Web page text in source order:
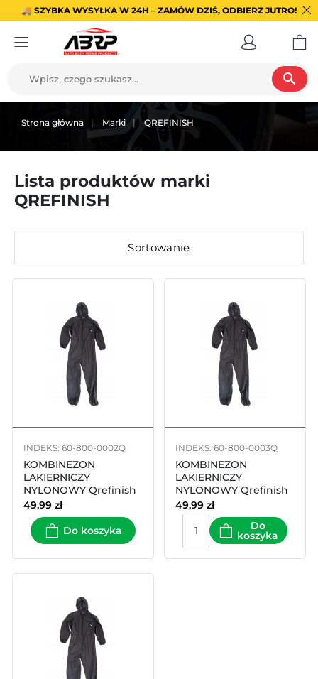
🚚 SZYBKA WYSYŁKA W 24H – ZAMÓW DZIŚ, ODBIERZ JUTRO!
search
Strona główna Marki QREFINISH
Lista produktów marki
QREFINISH
Sortowanie
INDEKS: 60-800-0002Q
KOMBINEZON
LAKIERNICZY
NYLONOWY Qrefinish
60-800 L
49,99 zł
Do koszyka
INDEKS: 60-800-0003Q
KOMBINEZON
LAKIERNICZY
NYLONOWY Qrefinish
60-800 XL
49,99 zł
Do
koszyka